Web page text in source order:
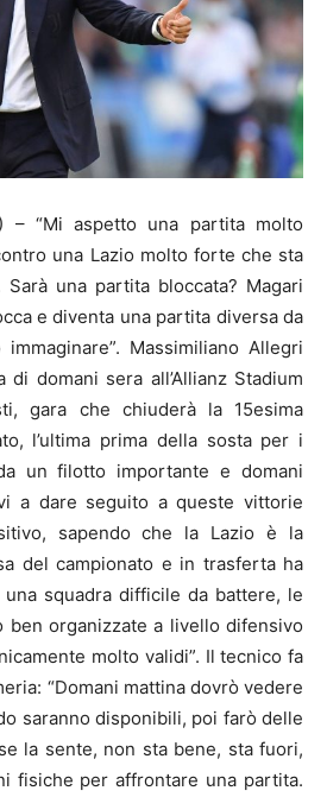
– “Mi aspetto una partita molto
una Lazio molto forte che sta
una partita bloccata? Magari
e diventa una partita diversa da
Massimiliano Allegri
domani sera all’Allianz Stadium
gara che chiuderà la 15esima
l’ultima prima della sosta per i
un filotto importante e domani
a dare seguito a queste vittorie
sapendo che la Lazio è la
del campionato e in trasferta ha
una squadra difficile da battere, le
ben organizzate a livello difensivo
molto validi”. Il tecnico fa
“Domani mattina dovrò vedere
saranno disponibili, poi farò delle
la sente, non sta bene, sta fuori,
fisiche per affrontare una partita.